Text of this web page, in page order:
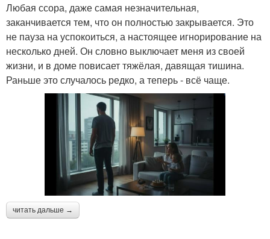
Любая ссора, даже самая незначительная,
заканчивается тем, что он полностью закрывается. Это
не пауза на успокоиться, а настоящее игнорирование на
несколько дней. Он словно выключает меня из своей
жизни, и в доме повисает тяжёлая, давящая тишина.
Раньше это случалось редко, а теперь - всё чаще.
читать дальше →